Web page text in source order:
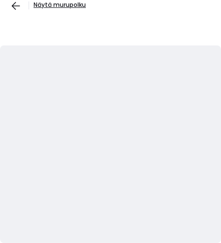
Näytä murupolku